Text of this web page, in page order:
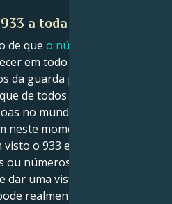
a toda a hora?
de que o número de anjo
em todo o lado à sua
da guarda pelo seu amor e
de todos os números de
no mundo, é você que
neste momento particular.
o 933 em números de
números de matrículas,
dar uma vista de olhos no
realmente representar